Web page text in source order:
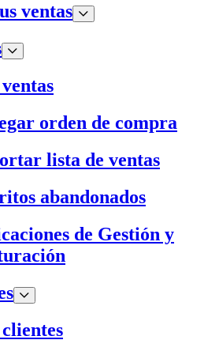
ventas
orden de compra
lista de ventas
abandonados
de Gestión y